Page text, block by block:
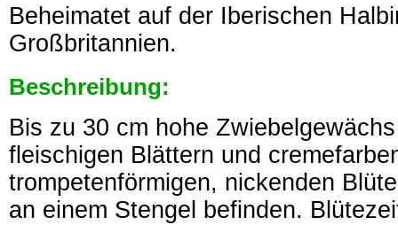
Beheimatet auf der Iberischen
Großbritannien.
Beschreibung:
Bis zu 30 cm hohe
fleischigen Blättern und
trompetenförmigen, nickenden
an einem Stengel befinden.